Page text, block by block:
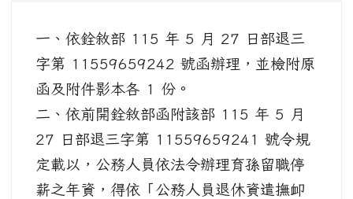
一、依銓敘部 115 年 5 月 27 日部退三
字第 11559659242 號函辦理，並檢附原
函及附件影本各 1 份。
二、依前開銓敘部函附該部 115 年 5 月
27 日部退三字第 11559659241 號令規
定載以，公務人員依法令辦理育孫留職停
薪之年資，得依「公務人員退休資遣撫卹